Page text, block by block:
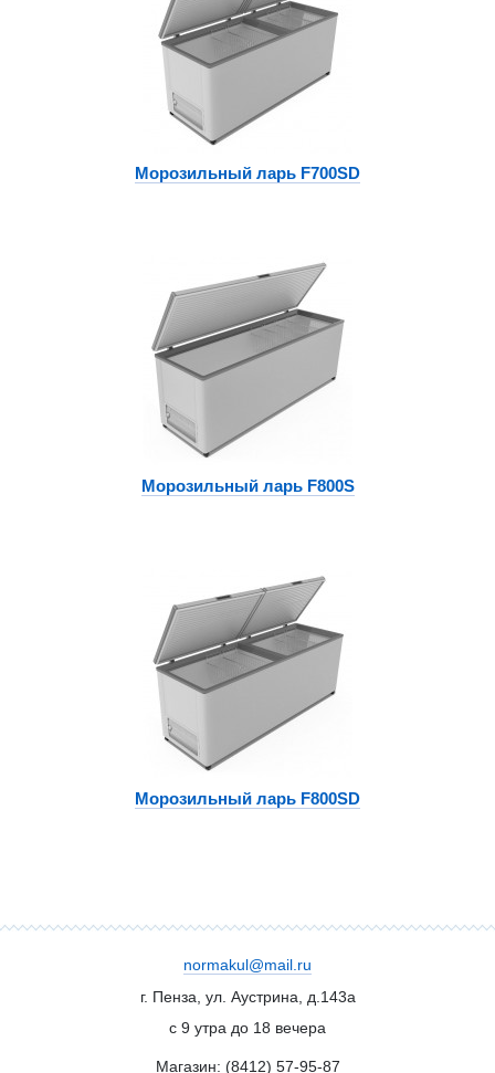
Морозильный ларь F700SD
Морозильный ларь F800S
Морозильный ларь F800SD
normakul@mail.ru
г. Пенза, ул. Аустрина, д.143а
с 9 утра до 18 вечера
Магазин: (8412) 57-95-87